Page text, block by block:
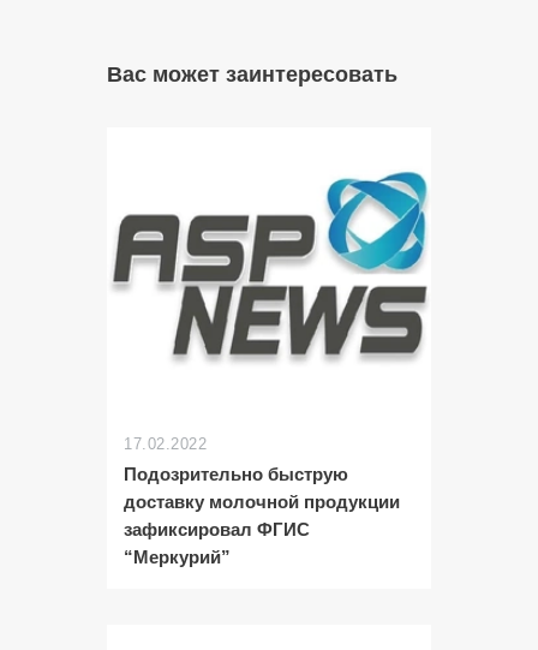
Вас может заинтересовать
17.02.2022
Подозрительно быструю
доставку молочной продукции
зафиксировал ФГИС
“Меркурий”